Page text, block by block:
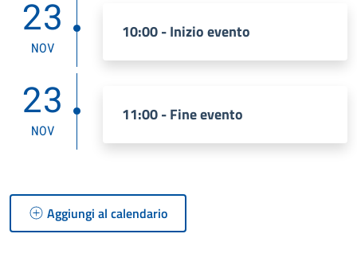
23
NOV
10:00 - Inizio evento
23
NOV
11:00 - Fine evento
Aggiungi al calendario